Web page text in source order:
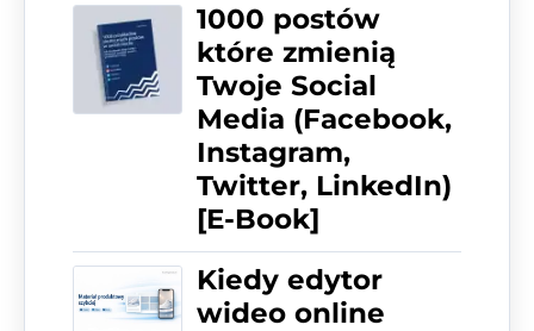
1000 postów
które zmienią
Twoje Social
Media (Facebook,
Instagram,
Twitter, LinkedIn)
[E-Book]
Kiedy edytor
wideo online